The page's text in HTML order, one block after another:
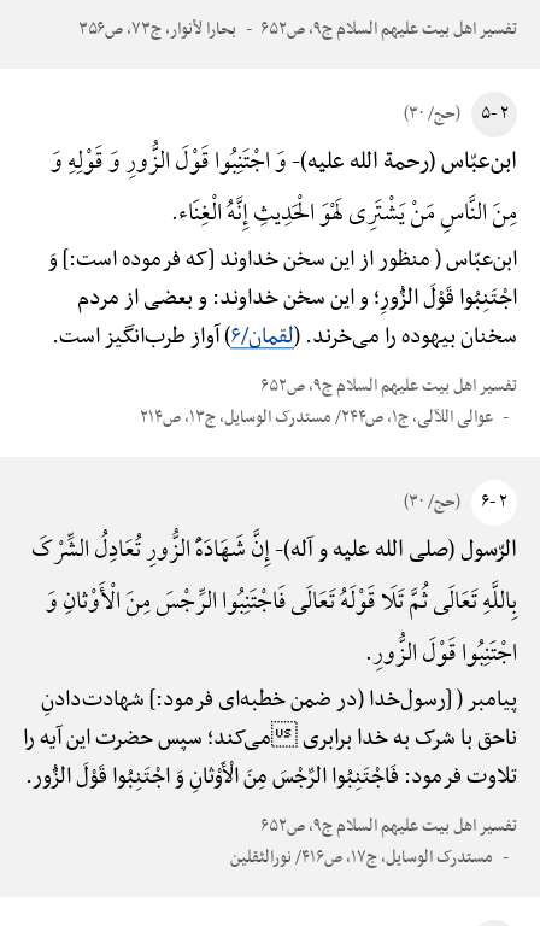
تفسیر اهل بیت علیهم السلام ج۹، ص۶۵۲ بحارا لأنوار، ج۷۳، ص۳۵۶
۲ -۵ (حج/ ۳۰)
ابن‌عبّاس (رحمة الله علیه)-وَ اجْتَنِبُوا قَوْلَ الزُّورِ وَ قَوْلِهِ وَ
مِنَ النَّاسِ مَنْ یَشْتَرِی لَهْوَ الْحَدِیثِ إِنَّهُ الْغِنَاء.
ابن‌عبّاس ( منظور از این سخن خداوند [که فرموده است:] وَ
اجْتَنِبُوا قَوْلَ الزُّورِ؛ و این سخن خداوند: و بعضی از مردم
سخنان بیهوده را می‌خرند. (لقمان/۶ ) آواز طرب‌انگیز است.
تفسیر اهل بیت علیهم السلام ج۹، ص۶۵۲
عوالی اللآلی، ج۱، ص۲۴۴/ مستدرک الوسایل، ج۱۳، ص۲۱۴
۲ -۶ (حج/ ۳۰)
الرّسول (صلی الله علیه و آله)-إِنَّ شَهَادَهًَْ الزُّورِ تُعَادِلُ الشِّرْکَ
بِاللَّهِ تَعَالَی ثُمَّ تَلَا قَوْلَهُ تَعَالَی فَاجْتَنِبُوا الرِّجْسَ مِنَ الْأَوْثانِ وَ
اجْتَنِبُوا قَوْلَ الزُّورِ.
پیامبر ( [رسول‌خدا (در ضمن خطبه‌ای فرمود:] شهادت‌دادنِ
ناحق با شرک به خدا برابری می‌کند؛ سپس حضرت این آیه را
تلاوت فرمود: فَاجْتَنِبُوا الرِّجْسَ مِنَ الْأَوْثانِ وَ اجْتَنِبُوا قَوْلَ الزُّور.
تفسیر اهل بیت علیهم السلام ج۹، ص۶۵۲
مستدرک الوسایل، ج۱۷، ص۴۱۶/ نورالثقلین